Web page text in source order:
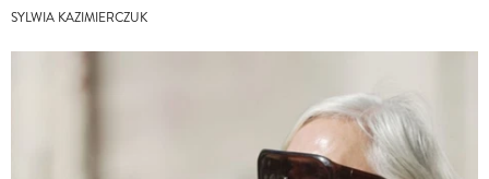
SYLWIA KAZIMIERCZUK